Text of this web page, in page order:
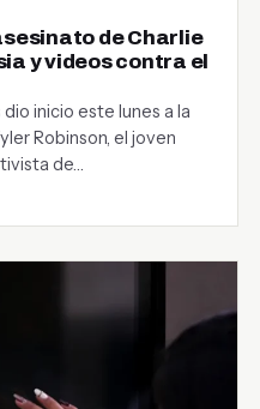
de Charlie
y videos contra el
inicio este lunes a la
Robinson, el joven
de…